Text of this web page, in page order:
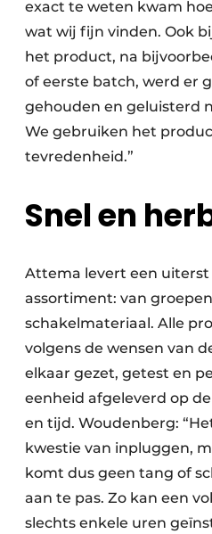
exact te weten kwam
wat wij fijn vinden. Ook
het product, na
of eerste batch, werd er
gehouden en geluisterd
We gebruiken het
tevredenheid.”
Snel en
Attema levert een
assortiment: van
schakelmateriaal. Alle
volgens de wensen van
elkaar gezet, getest en
eenheid afgeleverd op
en tijd. Woudenberg:
kwestie van inpluggen,
komt dus geen tang of
aan te pas. Zo kan een
slechts enkele uren